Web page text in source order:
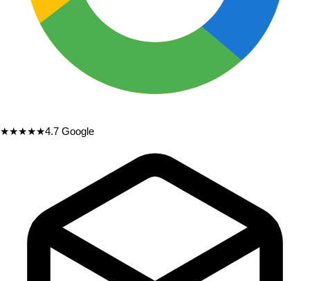
★★★★★4.7 Google